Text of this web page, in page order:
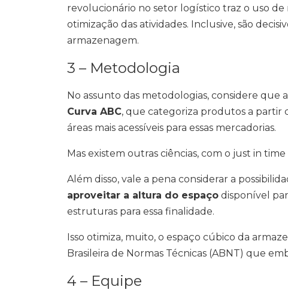
revolucionário no setor logístico traz o uso
otimização das atividades. Inclusive, são
armazenagem.
3 – Metodologia
No assunto das metodologias, considere que
Curva ABC, que categoriza produtos a partir
áreas mais acessíveis para essas mercadorias.
Mas existem outras ciências, com o just in
Além disso, vale a pena considerar a
aproveitar a altura do espaço disponível
estruturas para essa finalidade.
Isso otimiza, muito, o espaço cúbico da
Brasileira de Normas Técnicas (ABNT) que
4 – Equipe